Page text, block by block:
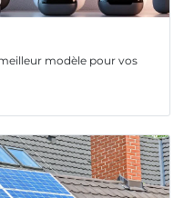
modèle pour vos